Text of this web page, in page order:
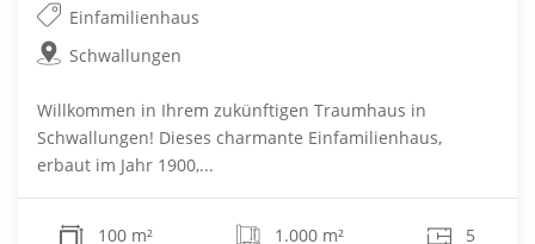
Einfamilienhaus
Schwallungen
Willkommen in Ihrem zukünftigen Traumhaus in
Schwallungen! Dieses charmante Einfamilienhaus,
erbaut im Jahr 1900,...
100 m² 1.000 m² 5